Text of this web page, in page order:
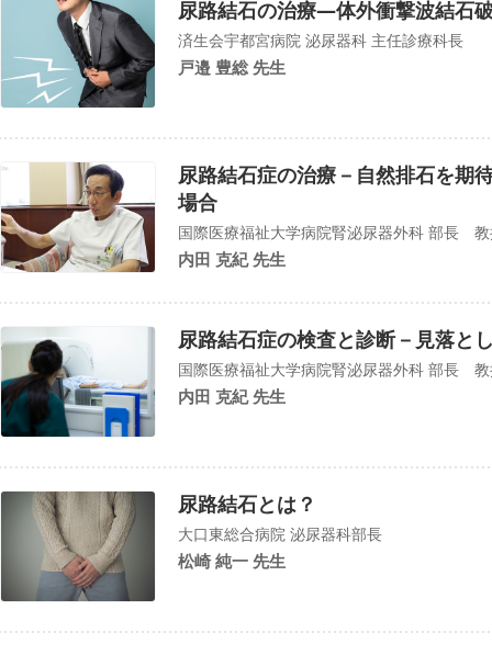
尿路結石の治療―体外衝撃波結石
済生会宇都宮病院 泌尿器科 主任診療科長
戸邉 豊総 先生
尿路結石症の治療－自然排石を期
場合
国際医療福祉大学病院腎泌尿器外科 部長
内田 克紀 先生
尿路結石症の検査と診断－見落と
国際医療福祉大学病院腎泌尿器外科 部長
内田 克紀 先生
尿路結石とは？
大口東総合病院 泌尿器科部長
松崎 純一 先生